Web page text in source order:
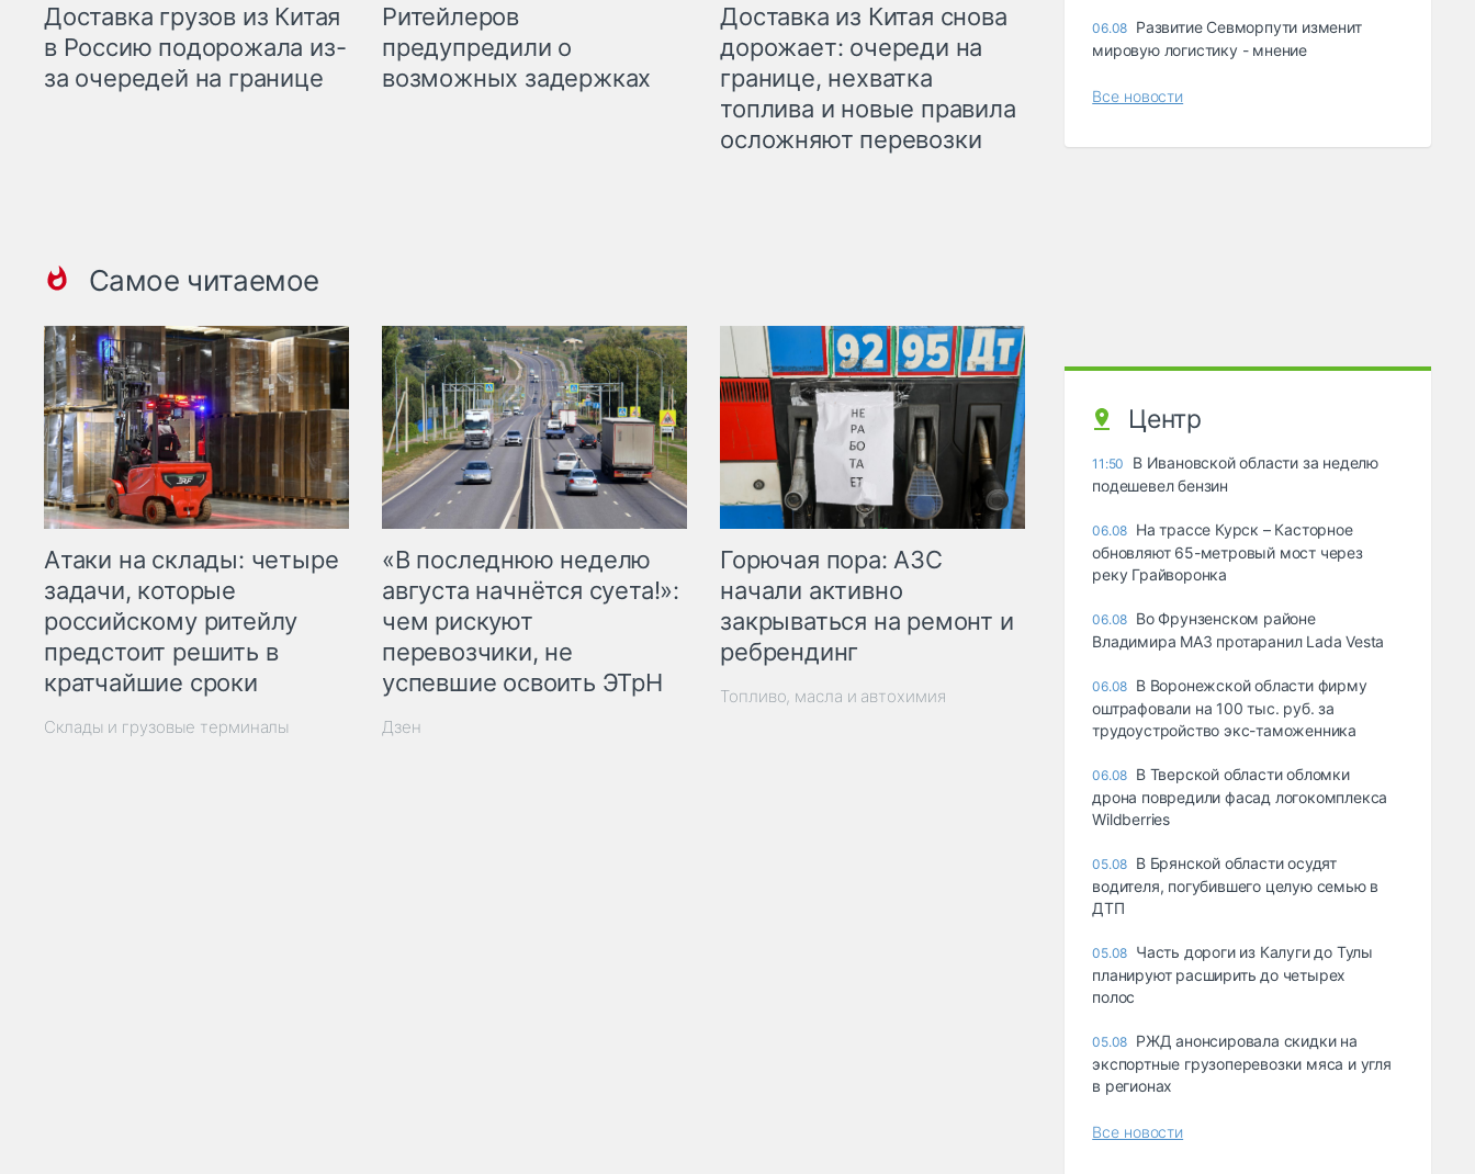
Доставка грузов из Китая
в Россию подорожала из-
за очередей на границе
Ритейлеров
предупредили о
возможных задержках
Доставка из Китая снова
дорожает: очереди на
границе, нехватка
топлива и новые правила
осложняют перевозки
Самое читаемое
Атаки на склады: четыре
задачи, которые
российскому ритейлу
предстоит решить в
кратчайшие сроки
Склады и грузовые терминалы
«В последнюю неделю
августа начнётся суета!»:
чем рискуют
перевозчики, не
успевшие освоить ЭТрН
Дзен
Горючая пора: АЗС
начали активно
закрываться на ремонт и
ребрендинг
Топливо, масла и автохимия
06.08 Развитие Севморпути изменит
мировую логистику - мнение
Все новости
Центр
11:50
В Ивановской области за неделю
подешевел бензин
06.08 На трассе Курск – Касторное
обновляют 65-метровый мост через
реку Грайворонка
06.08 Во Фрунзенском районе
Владимира МАЗ протаранил Lada Vesta
06.08 В Воронежской области фирму
оштрафовали на 100 тыс. руб. за
трудоустройство экс-таможенника
06.08 В Тверской области обломки
дрона повредили фасад логокомплекса
Wildberries
05.08 В Брянской области осудят
водителя, погубившего целую семью в
ДТП
05.08 Часть дороги из Калуги до Тулы
планируют расширить до четырех
полос
05.08 РЖД анонсировала скидки на
экспортные грузоперевозки мяса и угля
в регионах
Все новости